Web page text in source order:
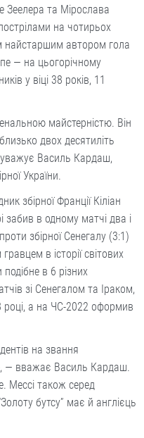
Зеелера та Мірослава
на чотирьох
найстаршим автором гола
— на цьогорічному
у віці 38 років, 11
майстерністю. Він
двох десятиліть
Василь Кардаш,
України.
збірної Франції Кіліан
забив в одному матчі два і
збірної Сенегалу (3:1)
в історії світових
в 6 різних
зі Сенегалом та Іраком,
році, а на ЧС-2022 оформив
на звання
— вважає Василь Кардаш.
Мессі також серед
бутсу” має й англієць